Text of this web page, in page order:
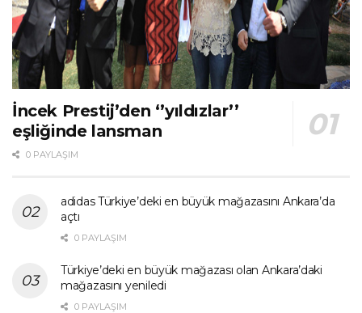
İncek Prestij’den ‘’yıldızlar’’
eşliğinde lansman
0 PAYLAŞIM
adidas Türkiye’deki en büyük mağazasını Ankara’da
açtı
0 PAYLAŞIM
Türkiye’deki en büyük mağazası olan Ankara’daki
mağazasını yeniledi
0 PAYLAŞIM